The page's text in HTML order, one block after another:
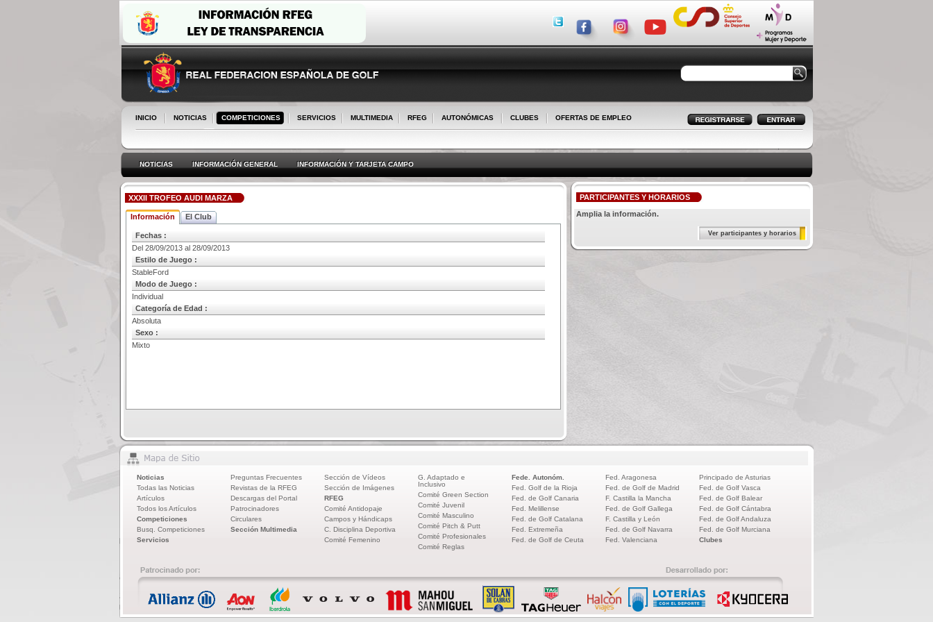
INICIO NOTICIAS COMPETICIONES SERVICIOS MULTIMEDIA RFEG AUTONÓMICAS CLUBES OFERTAS DE EMPLEO
NOTICIAS INFORMACIÓN GENERAL INFORMACIÓN Y TARJETA CAMPO
XXXII TROFEO AUDI MARZA
Información El Club
Fechas :
Del 28/09/2013 al 28/09/2013
Estilo de Juego :
StableFord
Modo de Juego :
Individual
Categoría de Edad :
Absoluta
Sexo :
Mixto
PARTICIPANTES Y HORARIOS
Amplia la información.
Ver participantes y horarios
Noticias
Todas las Noticias
Artículos
Todos los Artículos
Competiciones
Busq. Competiciones
Servicios
Preguntas Frecuentes
Revistas de la RFEG
Descargas del Portal
Patrocinadores
Circulares
Sección Multimedia
Sección de Vídeos
Sección de Imágenes
RFEG
Comité Antidopaje
Campos y Hándicaps
C. Disciplina Deportiva
Comité Femenino
G. Adaptado e
Inclusivo
Comité Green Section
Comité Juvenil
Comité Masculino
Comité Pitch & Putt
Comité Profesionales
Comité Reglas
Fede. Autonóm.
Fed. Golf de la Rioja
Fed. de Golf Canaria
Fed. Melillense
Fed. de Golf Catalana
Fed. Extremeña
Fed. de Golf de Ceuta
Fed. Aragonesa
Fed. de Golf de Madrid
F. Castilla la Mancha
Fed. de Golf Gallega
F. Castilla y León
Fed. de Golf Navarra
Fed. Valenciana
Principado de Asturias
Fed. de Golf Vasca
Fed. de Golf Balear
Fed. de Golf Cántabra
Fed. de Golf Andaluza
Fed. de Golf Murciana
Clubes